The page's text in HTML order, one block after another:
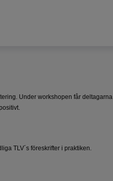
Under workshopen får deltagarna
TLV´s föreskrifter i praktiken.